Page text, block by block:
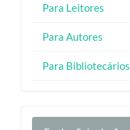
Para Leitores
Para Autores
Para Bibliotecários
Enviar